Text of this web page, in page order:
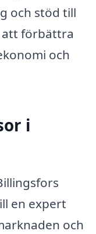
och stöd till
förbättra
och
i
en expert
och